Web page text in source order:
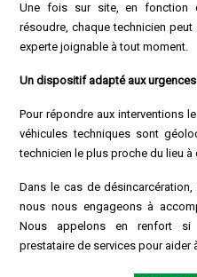
Une fois sur site, en fonction
résoudre, chaque technicien
experte joignable à tout moment.
Un dispositif adapté aux urgences
Pour répondre aux interventions
véhicules techniques sont
technicien le plus proche du lieu à
Dans le cas de
nous nous engageons à
Nous appelons en renfort si
prestataire de services pour aider